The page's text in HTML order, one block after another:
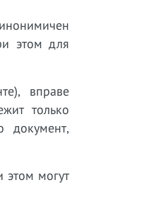
этом для
вправе
только
документ,
этом могут